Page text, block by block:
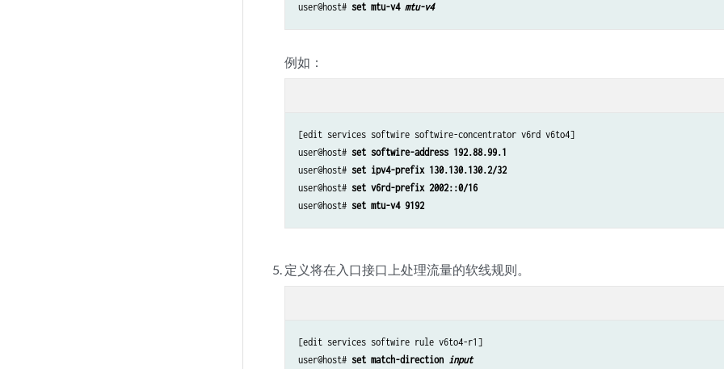
user@host# set mtu-v4 mtu-v4
例如：
[edit services softwire softwire-concentrator v6rd v6to4]
user@host# set softwire-address 192.88.99.1
user@host# set ipv4-prefix 130.130.130.2/32
user@host# set v6rd-prefix 2002::0/16
user@host# set mtu-v4 9192
定义将在入口接口上处理流量的软线规则。
[edit services softwire rule v6to4-r1]
user@host# set match-direction input